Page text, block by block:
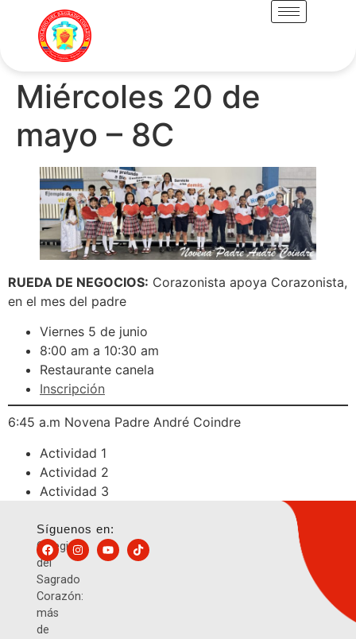
Miércoles 20 de
mayo – 8C
RUEDA DE NEGOCIOS: Corazonista apoya Corazonista,
en el mes del padre
Viernes 5 de junio
8:00 am a 10:30 am
Restaurante canela
Inscripción
6:45 a.m Novena Padre André Coindre
Actividad 1
Actividad 2
Actividad 3
Colegio
del
Sagrado
Corazón:
más
de
Síguenos en: